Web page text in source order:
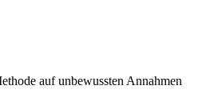
auf unbewussten Annahmen